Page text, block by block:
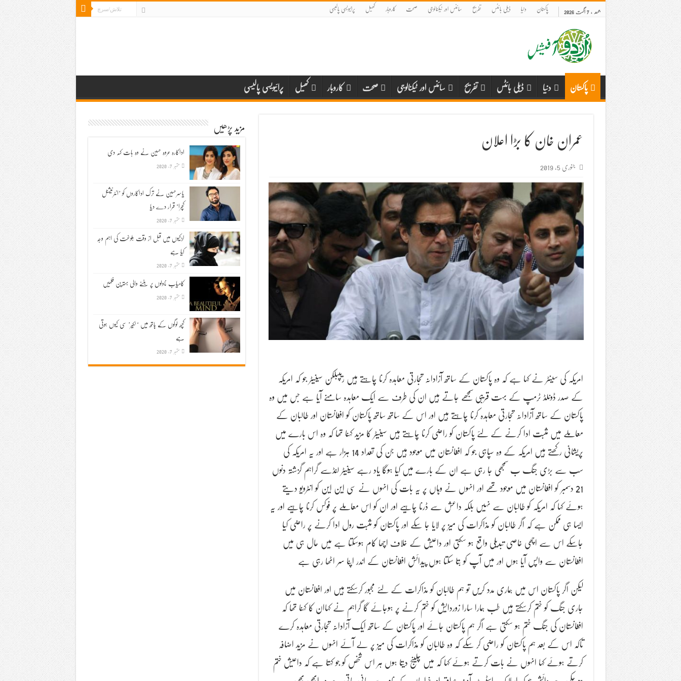
جمعہ , 7 اگست 2026 پاکستان دنیا ڈیلی بائٹس تفریح سائنس اور ٹیکنالوجی صحت کاروبار کھیل پرائیویسی پالیسی
پاکستان دنیا ڈیلی بائٹس تفریح سائنس اور ٹیکنالوجی صحت کاروبار کھیل پرائیویسی پالیسی
عمران خان کا بڑا اعلان
جنوری 5, 2019
امریکہ کی سینٹر نے کہا ہے کہ وہ پاکستان کے ساتھ آزادانہ تجارتی معاہدہ کرنا چاہتے ہیں ریپبلکن سینیٹر جو کہ امریکہ
کے صدر ڈونلڈ ٹرمپ کے بہت قریبی سمجھے جاتے ہیں ان کی طرف سے ایک معاہدہ سامنے آیا ہے جس میں وہ
پاکستان کے ساتھ آزادانہ تجارتی معاہدہ کرنا چاہتے ہیں اور اس کے ساتھ ساتھ پاکستان کو افغانستان اور طالبان کے
معاملے میں مثبت ادا کرنے کے لئے پاکستان کو راضی کرنا چاہتے ہیں سینیٹر کا مزید کہنا تھا کہ وہ اس بارے میں
پریشانی رکھتے ہیں امریکہ کے وہ سپاہی جو کہ افغانستان میں موجود ہیں جن کی تعداد 14 ہزار ہے اور یہ امریکہ کی
سب سے بڑی جنگ ب سمجھی جا رہی ہے ان کے بارے میں کیا ہوگا یاد رہے سینیٹر لنڈسے گراہم گزشتہ دنوں
21 دسمبر کو افغانستان میں موجود تھے اور انہوں نے وہاں پر یہ بات کی انہوں نے سی این این کو انٹرویو دیتے
ہوئے کہا کہ امریکہ کو طالبان سے نہیں بلکہ داعش سے ڈرنا چاہیے اور ان کو اس معاملے پر فوکس کرنا چاہیے اور یہ
ایسا ہی ممکن ہے کہ اگر طالبان کو مذاکرات کی میز پر لایا جا سکے اور پاکستان کو مثبت رول ادا کرنے پر راضی کیا
جاسکے اس سے اچھی خاصی تبدیلی واقع ہو سکتی اور داعیش کے خلاف اچھا کام ہوسکتا ہے میں حال ہی میں
افغانستان سے واپس آیا ہوں اور میں آپ کو بتا سکتا ہوں پیدائش افغانستان کے اندر اپنا سر اٹھا رہی ہے
لیکن اگر پاکستان اس میں ہماری مدد کریں تو ہم طالبان کو مذاکرات کے لئے مجبور کرسکتے ہیں اور افغانستان میں
جاری جنگ کو ختم کرسکتے ہیں طب ہمارا سارا زوردایش کو ختم کرنے پر ہوجائے گا گراہم نے کہاان کا کہنا تھا کہ
افغانستان کی جنگ ختم ہو سکتی ہے اگر ہم پاکستان جائے اور پاکستان کے ساتھ ایک آزادانہ تجارتی معاہدہ کرے
تاکہ اس کے بعد ہم پاکستان کو راضی کر سکے کہ وہ طالبان کو مذاکرات کی میز پر لے آئے انہوں نے مزید اضافہ
کرتے ہوئے کہا انہوں نے بات کرتے ہوئے کہا کہ میں چلینج دیتا ہوں ہر اس شخص کو جو کہتا ہے کہ داعیش ختم
مزید پڑھیں
اداکارہ عروہ حسین نے وہ بات کہہ دی
ستمبر 7, 2020
یاسرحسین نے ترک اداکاروں کو ’انٹرنیشنل
کچرا‘ قرار دے دیا
ستمبر 7, 2020
لڑکیوں میں قبل از وقت بلوغت کی اہم وجہ
کیا ہے
ستمبر 7, 2020
کامیاب ناولوں پر بننے والی بہترین فلمیں
ستمبر 7, 2020
کچھ لوگوں کے ہاتھ میں ‘لکیر’ سی کیوں ہوتی
ہے
ستمبر 7, 2020